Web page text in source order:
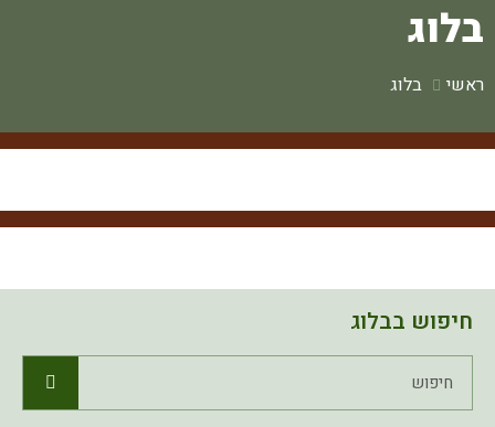
בלוג
ראשי בלוג
חיפוש בבלוג